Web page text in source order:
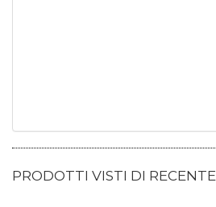
PRODOTTI VISTI DI RECENTE